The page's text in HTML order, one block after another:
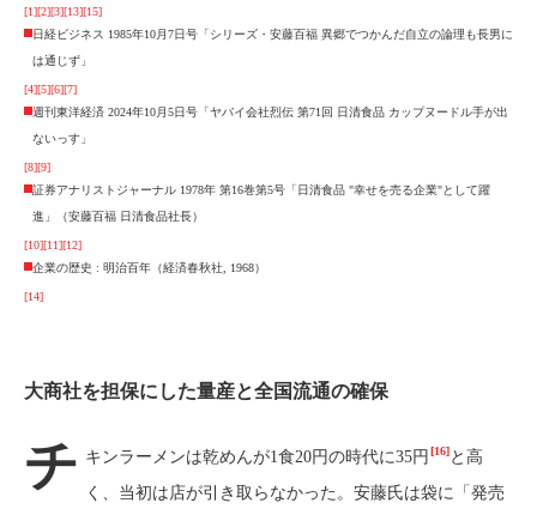
[1][2][3][13][15]
日経ビジネス 1985年10月7日号「シリーズ・安藤百福 異郷でつかんだ自立の論理も長男に
は通じず」
[4][5][6][7]
週刊東洋経済 2024年10月5日号「ヤバイ会社烈伝 第71回 日清食品 カップヌードル手が出
ないっす」
[8][9]
証券アナリストジャーナル 1978年 第16巻第5号「日清食品 "幸せを売る企業"として躍
進」（安藤百福 日清食品社長）
[10][11][12]
企業の歴史 : 明治百年（経済春秋社, 1968）
[14]
大商社を担保にした量産と全国流通の確保
チ キンラーメンは乾めんが1食20円の時代に35円 [16]と高
く、当初は店が引き取らなかった。安藤氏は袋に「発売